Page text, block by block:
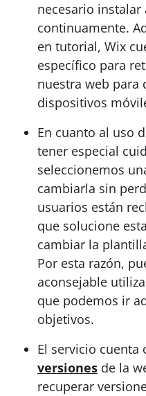
necesario instalar
continuamente.
en tutorial, Wix
específico para
nuestra web para
dispositivos
En cuanto al uso
tener especial
seleccionemos
cambiarla sin
usuarios están
que solucione
cambiar la
Por esta razón,
aconsejable
que podemos ir
objetivos.
El servicio cuenta
versiones de la
recuperar